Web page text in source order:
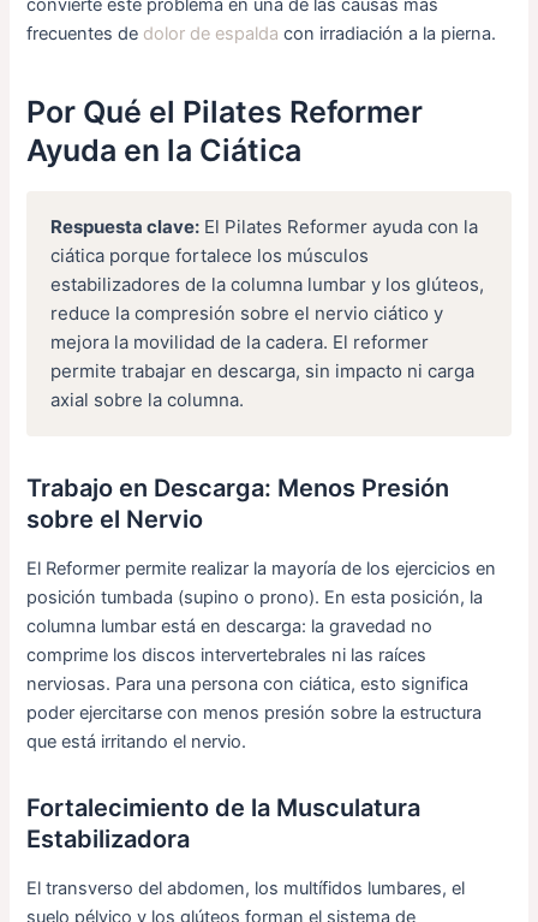
frecuentes de dolor de espalda con irradiación a la pierna.
Por Qué el Pilates Reformer
Ayuda en la Ciática
Respuesta clave: El Pilates Reformer ayuda con la
ciática porque fortalece los músculos
estabilizadores de la columna lumbar y los glúteos,
reduce la compresión sobre el nervio ciático y
mejora la movilidad de la cadera. El reformer
permite trabajar en descarga, sin impacto ni carga
axial sobre la columna.
Trabajo en Descarga: Menos Presión
sobre el Nervio
El Reformer permite realizar la mayoría de los ejercicios en
posición tumbada (supino o prono). En esta posición, la
columna lumbar está en descarga: la gravedad no
comprime los discos intervertebrales ni las raíces
nerviosas. Para una persona con ciática, esto significa
poder ejercitarse con menos presión sobre la estructura
que está irritando el nervio.
Fortalecimiento de la Musculatura
Estabilizadora
El transverso del abdomen, los multífidos lumbares, el
suelo pélvico y los glúteos forman el sistema de